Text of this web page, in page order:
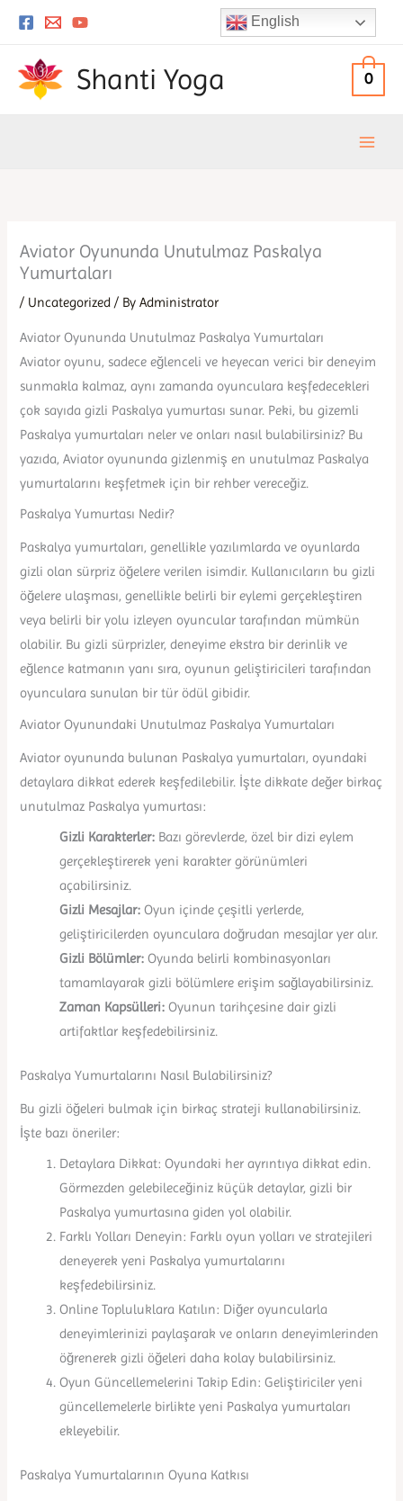
content
English
Shanti Yoga 0
Aviator Oyununda Unutulmaz Paskalya
Yumurtaları
/ Uncategorized / ByAdministrator
Aviator Oyununda Unutulmaz Paskalya Yumurtaları
Aviator oyunu, sadece eğlenceli ve heyecan verici bir deneyim
sunmakla kalmaz, aynı zamanda oyunculara keşfedecekleri
çok sayıda gizli Paskalya yumurtası sunar. Peki, bu gizemli
Paskalya yumurtaları neler ve onları nasıl bulabilirsiniz? Bu
yazıda, Aviator oyununda gizlenmiş en unutulmaz Paskalya
yumurtalarını keşfetmek için bir rehber vereceğiz.
Paskalya Yumurtası Nedir?
Paskalya yumurtaları, genellikle yazılımlarda ve oyunlarda
gizli olan sürpriz öğelere verilen isimdir. Kullanıcıların bu gizli
öğelere ulaşması, genellikle belirli bir eylemi gerçekleştiren
veya belirli bir yolu izleyen oyuncular tarafından mümkün
olabilir. Bu gizli sürprizler, deneyime ekstra bir derinlik ve
eğlence katmanın yanı sıra, oyunun geliştiricileri tarafından
oyunculara sunulan bir tür ödül gibidir.
Aviator Oyunundaki Unutulmaz Paskalya Yumurtaları
Aviator oyununda bulunan Paskalya yumurtaları, oyundaki
detaylara dikkat ederek keşfedilebilir. İşte dikkate değer birkaç
unutulmaz Paskalya yumurtası:
Gizli Karakterler: Bazı görevlerde, özel bir dizi eylem
gerçekleştirerek yeni karakter görünümleri
açabilirsiniz.
Gizli Mesajlar: Oyun içinde çeşitli yerlerde,
geliştiricilerden oyunculara doğrudan mesajlar yer alır.
Gizli Bölümler: Oyunda belirli kombinasyonları
tamamlayarak gizli bölümlere erişim sağlayabilirsiniz.
Zaman Kapsülleri: Oyunun tarihçesine dair gizli
artifaktlar keşfedebilirsiniz.
Paskalya Yumurtalarını Nasıl Bulabilirsiniz?
Bu gizli öğeleri bulmak için birkaç strateji kullanabilirsiniz.
İşte bazı öneriler:
Detaylara Dikkat: Oyundaki her ayrıntıya dikkat edin.
Görmezden gelebileceğiniz küçük detaylar, gizli bir
Paskalya yumurtasına giden yol olabilir.
Farklı Yolları Deneyin: Farklı oyun yolları ve stratejileri
deneyerek yeni Paskalya yumurtalarını
keşfedebilirsiniz.
Online Topluluklara Katılın: Diğer oyuncularla
deneyimlerinizi paylaşarak ve onların deneyimlerinden
öğrenerek gizli öğeleri daha kolay bulabilirsiniz.
Oyun Güncellemelerini Takip Edin: Geliştiriciler yeni
güncellemelerle birlikte yeni Paskalya yumurtaları
ekleyebilir.
Paskalya Yumurtalarının Oyuna Katkısı